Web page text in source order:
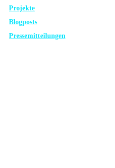
Projekte
Blogposts
Presse­mitteilungen